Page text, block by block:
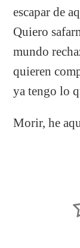
escapar de
Quiero
mundo
quieren
ya tengo lo
Morir, he